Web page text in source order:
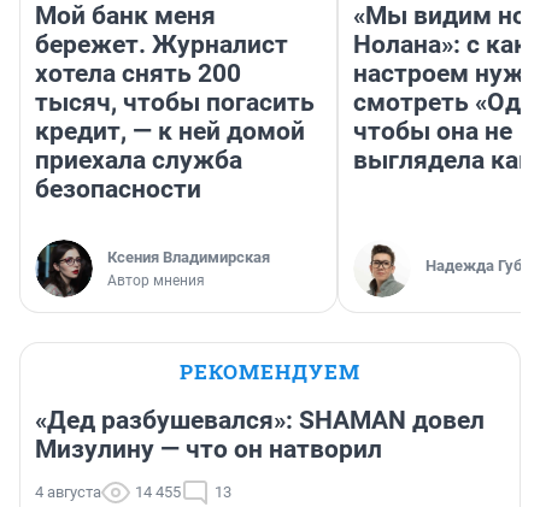
Мой банк меня
бережет. Журналист
хотела снять 200
тысяч, чтобы погасить
кредит, — к ней домой
приехала служба
безопасности
Ксения Владимирская
Автор мнения
«Мы видим
Нолана»: с
настроем
смотреть
чтобы она не
выглядела как
Надежда
РЕКОМЕНДУЕМ
«Дед разбушевался»: SHAMAN довел
Мизулину — что он натворил
4 августа 14 455 13